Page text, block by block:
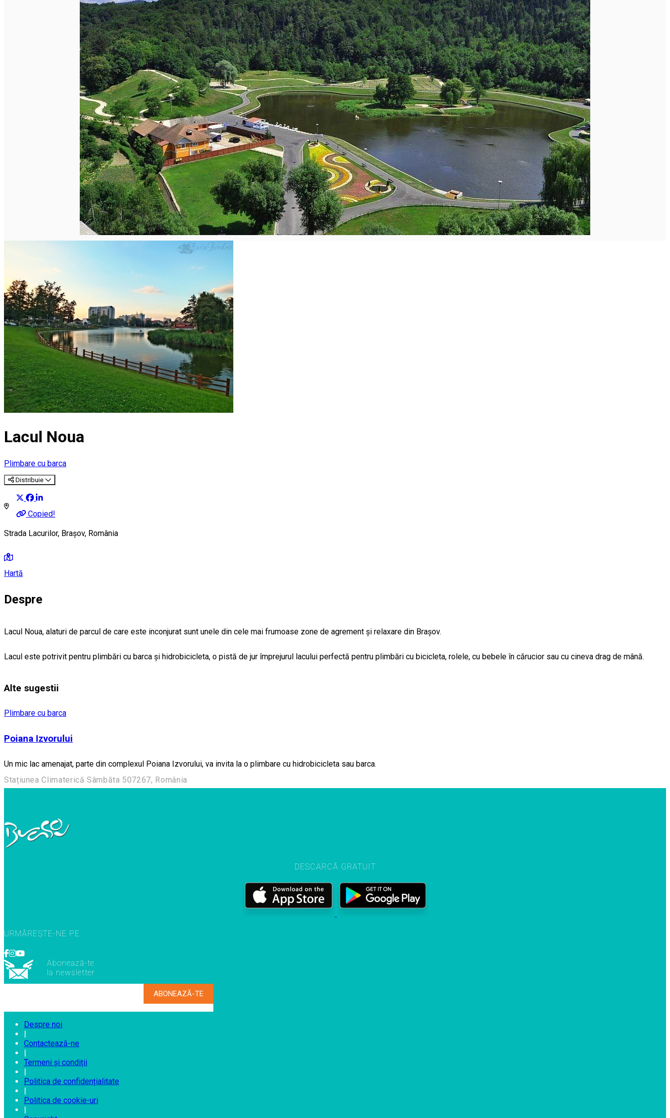
Lacul Noua
Plimbare cu barca
Distribuie
Copied!
Strada Lacurilor, Brașov, România
Hartă
Despre
Lacul Noua, alaturi de parcul de care este inconjurat sunt unele din cele mai frumoase zone de agrement și relaxare din Brașov.
Lacul este potrivit pentru plimbări cu barca și hidrobicicleta, o pistă de jur împrejurul lacului perfectă pentru plimbări cu bicicleta, rolele, cu bebele în cărucior sau cu cineva drag de mână.
Alte sugestii
Plimbare cu barca
Poiana Izvorului
Un mic lac amenajat, parte din complexul Poiana Izvorului, va invita la o plimbare cu hidrobicicleta sau barca.
Stațiunea Climaterică Sâmbăta 507267, România
DESCARCĂ GRATUIT
URMĂREȘTE-NE PE
Abonează-te
la newsletter
Despre noi
Contactează-ne
Termeni și condiții
Politica de confidențialitate
Politica de cookie-uri